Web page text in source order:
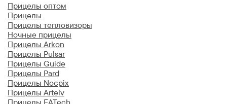
Прицелы оптом
Прицелы
Прицелы тепловизоры
Ночные прицелы
Прицелы Arkon
Прицелы Pulsar
Прицелы Guide
Прицелы Pard
Прицелы Nocpix
Прицелы Artelv